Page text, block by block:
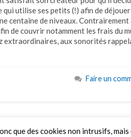
utilise ses petits (!) afin de
centaine de niveaux. Contrairement
de couvrir notamment les frais du
extraordinaires, aux sonorités
Faire un
que des cookies non intrusifs,